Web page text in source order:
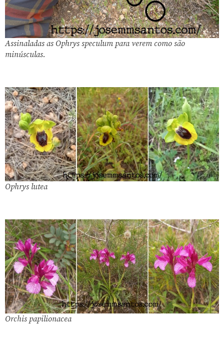
Assinaladas as Ophrys speculum para verem como são
minúsculas.
Ophrys lutea
Orchis papilionacea